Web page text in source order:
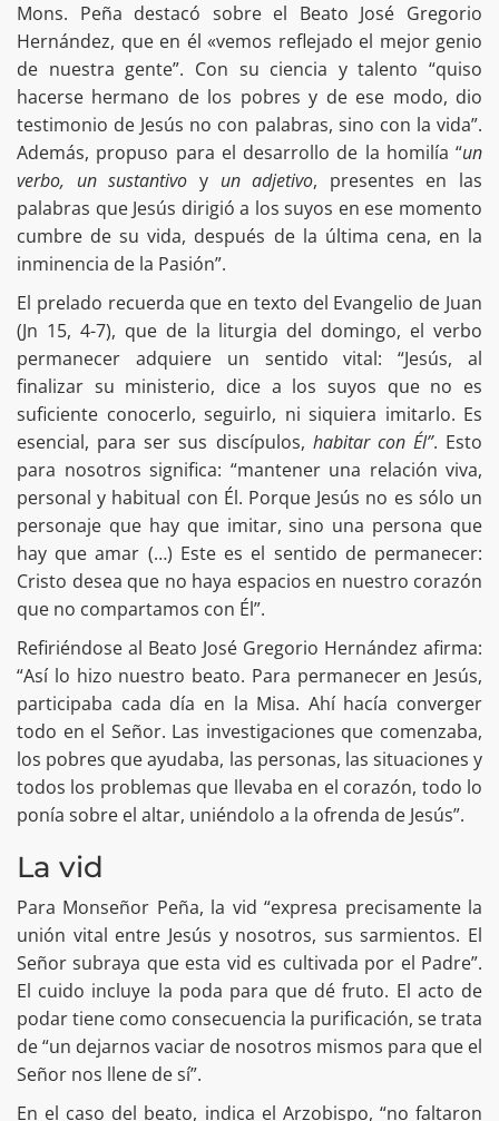
Mons. Peña destacó sobre el Beato José Gregorio
Hernández, que en él «vemos reflejado el mejor genio
de nuestra gente”. Con su ciencia y talento “quiso
hacerse hermano de los pobres y de ese modo, dio
testimonio de Jesús no con palabras, sino con la vida”.
Además, propuso para el desarrollo de la homilía “un
verbo, un sustantivo yun adjetivo, presentes en las
palabras que Jesús dirigió a los suyos en ese momento
cumbre de su vida, después de la última cena, en la
inminencia de la Pasión”.
El prelado recuerda que en texto del Evangelio de Juan
(Jn 15, 4-7), que de la liturgia del domingo, el verbo
permanecer adquiere un sentido vital: “Jesús, al
finalizar su ministerio, dice a los suyos que no es
suficiente conocerlo, seguirlo, ni siquiera imitarlo. Es
esencial, para ser sus discípulos, habitar con Él”. Esto
para nosotros significa: “mantener una relación viva,
personal y habitual con Él. Porque Jesús no es sólo un
personaje que hay que imitar, sino una persona que
hay que amar (…) Este es el sentido de permanecer:
Cristo desea que no haya espacios en nuestro corazón
que no compartamos con Él”.
Refiriéndose al Beato José Gregorio Hernández afirma:
“Así lo hizo nuestro beato. Para permanecer en Jesús,
participaba cada día en la Misa. Ahí hacía converger
todo en el Señor. Las investigaciones que comenzaba,
los pobres que ayudaba, las personas, las situaciones y
todos los problemas que llevaba en el corazón, todo lo
ponía sobre el altar, uniéndolo a la ofrenda de Jesús”.
La vid
Para Monseñor Peña, la vid “expresa precisamente la
unión vital entre Jesús y nosotros, sus sarmientos. El
Señor subraya que esta vid es cultivada por el Padre”.
El cuido incluye la poda para que dé fruto. El acto de
podar tiene como consecuencia la purificación, se trata
de “un dejarnos vaciar de nosotros mismos para que el
Señor nos llene de sí”.
En el caso del beato, indica el Arzobispo, “no faltaron